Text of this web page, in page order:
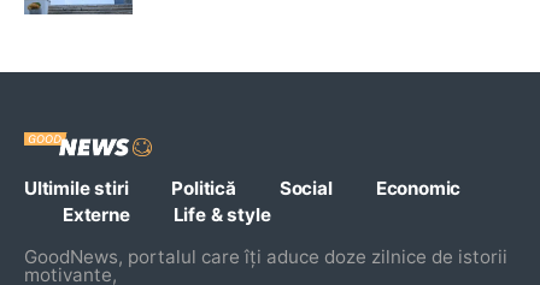
Ultimile stiri Politică Social
Economic
Externe
Life & style
GoodNews, portalul care îți aduce doze zilnice de istorii
motivante,